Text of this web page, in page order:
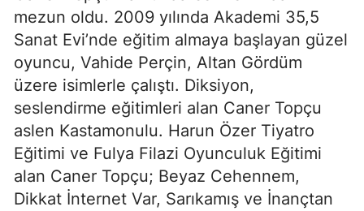
mezun oldu. 2009 yılında Akademi 35,5
Sanat Evi’nde eğitim almaya başlayan güzel
oyuncu, Vahide Perçin, Altan Gördüm
üzere isimlerle çalıştı. Diksiyon,
seslendirme eğitimleri alan Caner Topçu
aslen Kastamonulu. Harun Özer Tiyatro
Eğitimi ve Fulya Filazi Oyunculuk Eğitimi
alan Caner Topçu; Beyaz Cehennem,
Dikkat İnternet Var, Sarıkamış ve İnançtan